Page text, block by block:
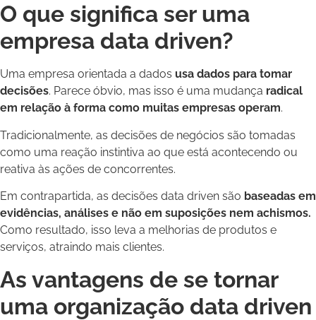
O que significa ser uma
empresa data driven?
Uma empresa orientada a dados usa dados para tomar
decisões. Parece óbvio, mas isso é uma mudança radical
em relação à forma como muitas empresas operam.
Tradicionalmente, as decisões de negócios são tomadas
como uma reação instintiva ao que está acontecendo ou
reativa às ações de concorrentes.
Em contrapartida, as decisões data driven são baseadas em
evidências, análises e não em suposições nem achismos.
Como resultado, isso leva a melhorias de produtos e
serviços, atraindo mais clientes.
As vantagens de se tornar
uma organização data driven